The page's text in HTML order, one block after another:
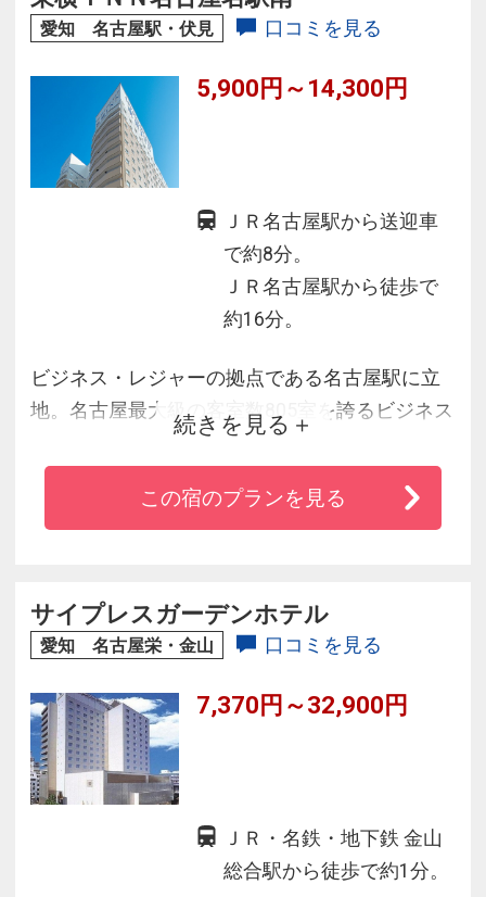
愛知 名古屋駅・伏見 口コミを見る
5,900円～14,300円
ＪＲ名古屋駅から送迎車
で約8分。
ＪＲ名古屋駅から徒歩で
約16分。
ビジネス・レジャーの拠点である名古屋駅に立
地。名古屋最大級の客室数805室を誇るビジネス
ホテルです。お友達やご家族での旅行の際、お
隣同士の部屋にすることも可能です。朝食は無
料サービスとなっております。名古屋駅からホ
続きを見る
この宿のプランを見る
サイプレスガーデンホテル
愛知 名古屋栄・金山 口コミを見る
7,370円～32,900円
ＪＲ・名鉄・地下鉄 金山
総合駅から徒歩で約1分。